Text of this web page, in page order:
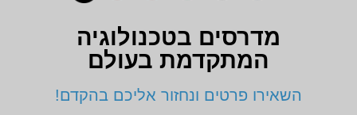
מדרסים בטכנולוגיה
המתקדמת בעולם
השאירו פרטים ונחזור אליכם בהקדם!